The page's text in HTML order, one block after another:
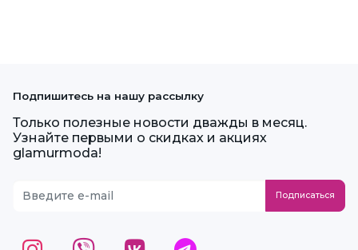
Подпишитесь на нашу рассылку
Только полезные новости дважды в месяц.
Узнайте первыми о скидках и акциях
glamurmoda!